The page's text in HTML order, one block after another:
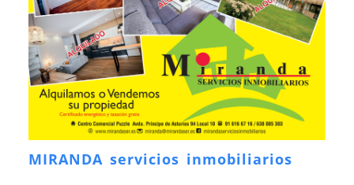
MIRANDA servicios inmobiliarios